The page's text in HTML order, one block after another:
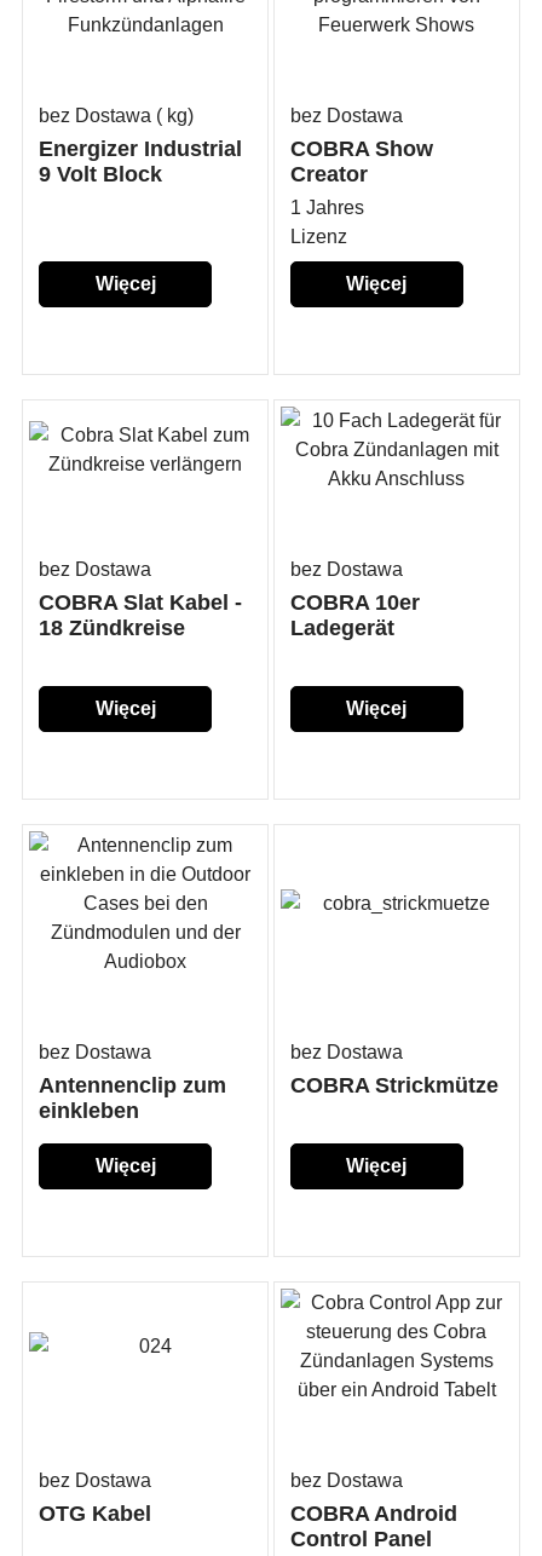
bez Dostawa kg
Energizer Industrial
9 Volt Block
Więcej
bez Dostawa
COBRA Show
Creator
1 Jahres
Lizenz
Więcej
bez Dostawa
COBRA Slat Kabel -
18 Zündkreise
Więcej
bez Dostawa
COBRA 10er
Ladegerät
Więcej
bez Dostawa
Antennenclip zum
einkleben
Więcej
bez Dostawa
COBRA Strickmütze
Więcej
bez Dostawa
OTG Kabel
bez Dostawa
COBRA Android
Control Panel